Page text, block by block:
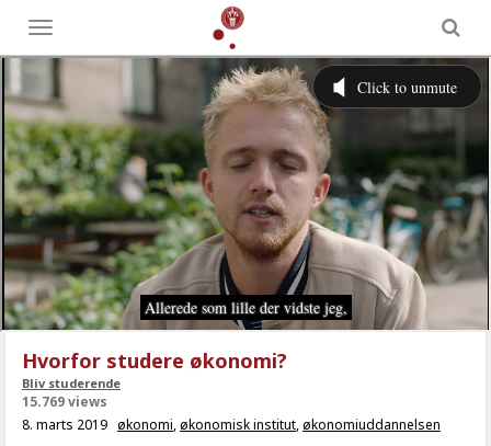
Toggle
menu
Hvorfor studere økonomi?
Bliv studerende
15.769 views
8. marts 2019 økonomi,økonomisk institut,økonomiuddannelsen